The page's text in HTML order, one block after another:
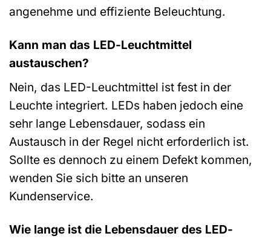
angenehme und effiziente Beleuchtung.
Kann man das LED-Leuchtmittel
austauschen?
Nein, das LED-Leuchtmittel ist fest in der
Leuchte integriert. LEDs haben jedoch eine
sehr lange Lebensdauer, sodass ein
Austausch in der Regel nicht erforderlich ist.
Sollte es dennoch zu einem Defekt kommen,
wenden Sie sich bitte an unseren
Kundenservice.
Wie lange ist die Lebensdauer des LED-